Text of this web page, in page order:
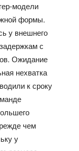
модели
формы.
у внешнего
с
Ожидание
нехватка
к сроку
чем
у